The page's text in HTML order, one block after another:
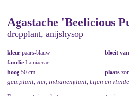
Agastache 'Beelicious
dropplant, anijshysop
kleur paars-blauw bloeit van
familie Lamiaceae
hoog 50 cm plaats zon
geurplant, sier, indianenplant, bijen en